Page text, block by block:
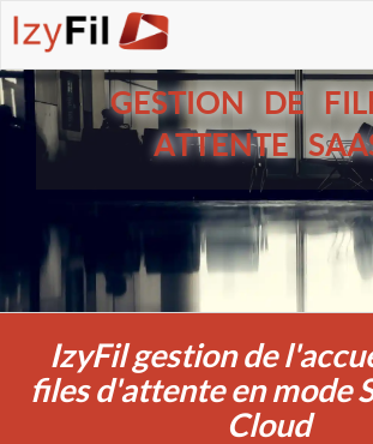
GESTION DE
ATTENTE
IzyFil gestion de
files d'attente en mode
Cloud